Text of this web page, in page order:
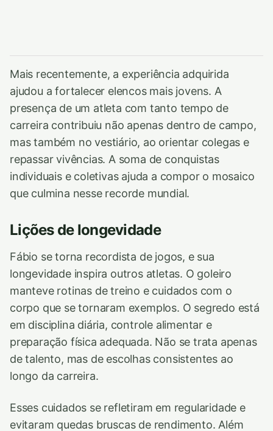
Mais recentemente, a experiência adquirida
ajudou a fortalecer elencos mais jovens. A
presença de um atleta com tanto tempo de
carreira contribuiu não apenas dentro de campo,
mas também no vestiário, ao orientar colegas e
repassar vivências. A soma de conquistas
individuais e coletivas ajuda a compor o mosaico
que culmina nesse recorde mundial.
Lições de longevidade
Fábio se torna recordista de jogos, e sua
longevidade inspira outros atletas. O goleiro
manteve rotinas de treino e cuidados com o
corpo que se tornaram exemplos. O segredo está
em disciplina diária, controle alimentar e
preparação física adequada. Não se trata apenas
de talento, mas de escolhas consistentes ao
longo da carreira.
Esses cuidados se refletiram em regularidade e
evitaram quedas bruscas de rendimento. Além